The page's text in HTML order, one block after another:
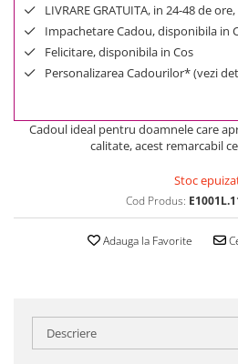
LIVRARE GRATUITA, in 24-48 de
Impachetare Cadou, disponibila in
Felicitare, disponibila in Cos
Personalizarea Cadourilor* (vezi
Cadoul ideal pentru doamnele care
calitate, acest remarcabil
Stoc
Cod Produs:
Adauga la Favorite
Descriere